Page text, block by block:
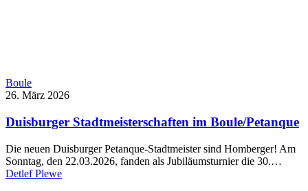
Boule
26. März 2026
Duisburger Stadtmeisterschaften im Boule/Petanque
Die neuen Duisburger Petanque-Stadtmeister sind Homberger! Am
Sonntag, den 22.03.2026, fanden als Jubiläumsturnier die 30.…
Detlef Plewe